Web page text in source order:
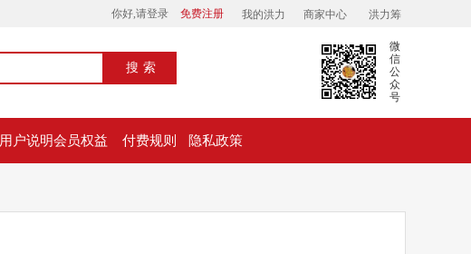
你好,请登录 免费注册 我的洪力 商家中心 洪力筹
搜索
微
信
公
众
号
用户说明会员权益 付费规则 隐私政策